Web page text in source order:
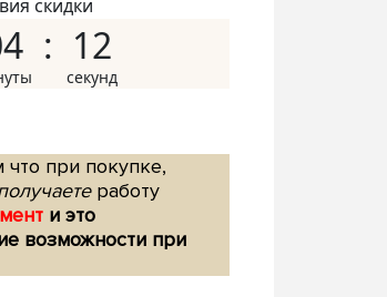
скидки
11
что при покупке,
работу
и это
возможности при